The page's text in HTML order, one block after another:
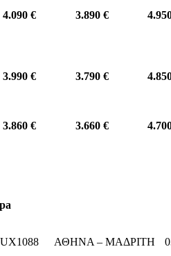
4.090 € 3.890 €
3.990 € 3.790 €
3.860 € 3.660 €
UX1088 ΑΘΗΝΑ – ΜΑΔΡΙΤΗ